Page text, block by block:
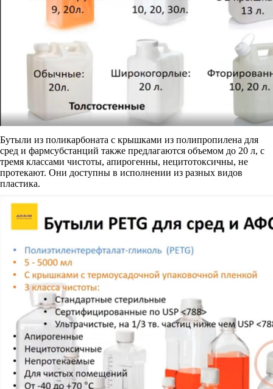
Бутыли из поликарбоната с крышками из полипропилена для
сред и фармсубстанций также предлагаются объемом до 20 л, с
тремя классами чистоты, апирогенны, нецитотоксичны, не
протекают. Они доступны в исполнении из разных видов
пластика.